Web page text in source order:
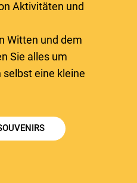
Aktivitäten und
Witten und dem
Sie alles um
selbst eine kleine